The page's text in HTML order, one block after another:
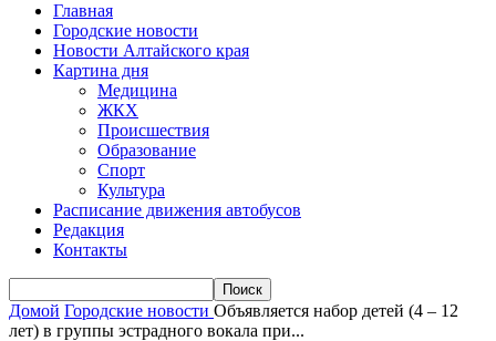
Главная
Городские новости
Новости Алтайского края
Картина дня
Медицина
ЖКХ
Происшествия
Образование
Спорт
Культура
Расписание движения автобусов
Редакция
Контакты
Домой Городские новости Объявляется набор детей (4 – 12
лет) в группы эстрадного вокала при...